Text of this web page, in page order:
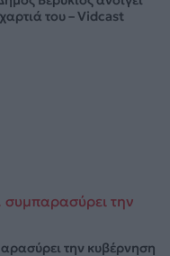
του – Vidcast
την κυβέρνηση